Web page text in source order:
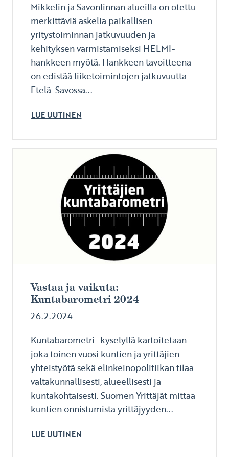
Mikkelin ja Savonlinnan alueilla on otettu
merkittäviä askelia paikallisen
yritystoiminnan jatkuvuuden ja
kehityksen varmistamiseksi HELMI-
hankkeen myötä. Hankkeen tavoitteena
on edistää liiketoimintojen jatkuvuutta
Etelä-Savossa...
LUE UUTINEN
Vastaa ja vaikuta:
Kuntabarometri 2024
26.2.2024
Kuntabarometri -kyselyllä kartoitetaan
joka toinen vuosi kuntien ja yrittäjien
yhteistyötä sekä elinkeinopolitiikan tilaa
valtakunnallisesti, alueellisesti ja
kuntakohtaisesti. Suomen Yrittäjät mittaa
kuntien onnistumista yrittäjyyden...
LUE UUTINEN